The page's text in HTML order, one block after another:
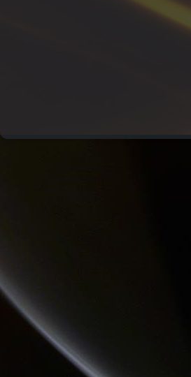
PASSE TEMPS - LE FIL
LES VAILLANTES